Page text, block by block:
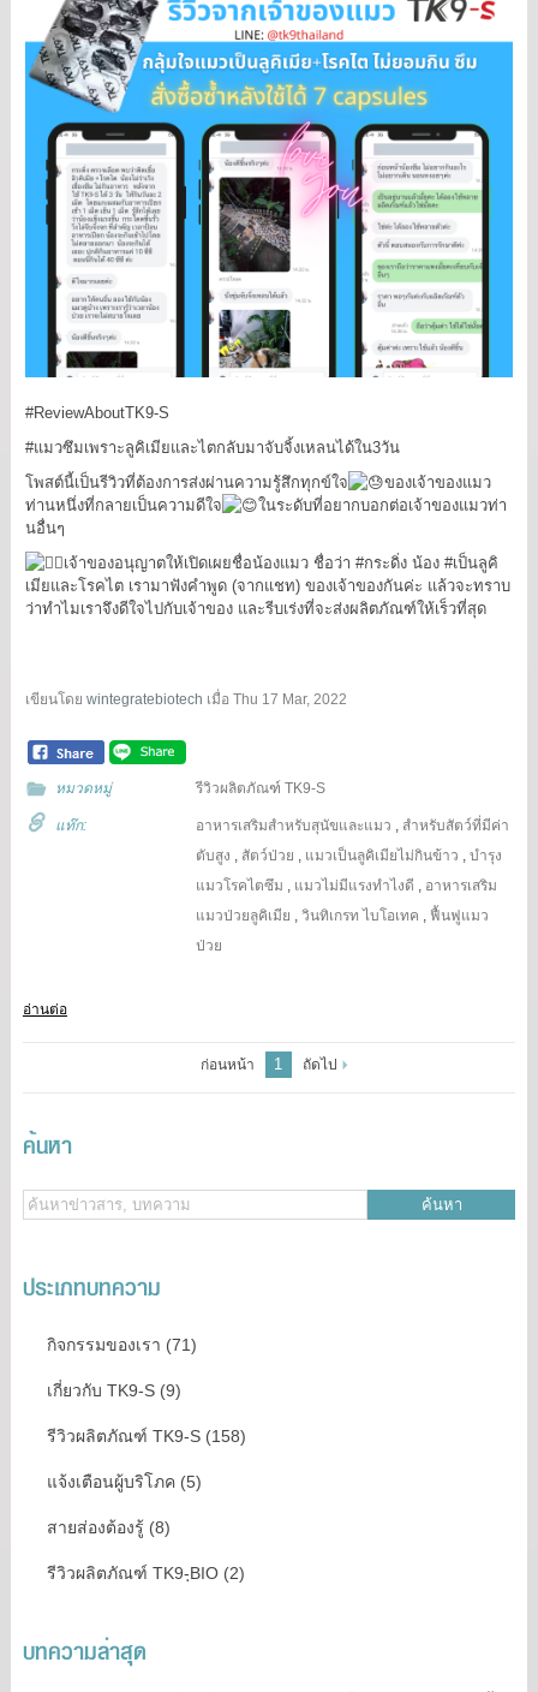
#ReviewAboutTK9-S
#แมวซึมเพราะลูคิเมียและไตกลับมาจับจิ้งเหลนได้ใน3วัน
โพสต์นี้เป็นรีวิวที่ต้องการส่งผ่านความรู้สึกทุกข์ใจ
ของเจ้าของแมว
ท่านหนึ่งที่กลายเป็นความดีใจ
ในระดับที่อยากบอกต่อเจ้าของแมวท่า
นอื่นๆ
เจ้าของอนุญาตให้เปิดเผยชื่อน้องแมว ชื่อว่า #กระดิ่งน้อง #เป็นลูคิ
เมียและโรคไตเรามาฟังคำพูด (จากแชท) ของเจ้าของกันค่ะ แล้วจะทราบ
ว่าทำไมเราจึงดีใจไปกับเจ้าของ และรีบเร่งที่จะส่งผลิตภัณฑ์ให้เร็วที่สุด
เขียนโดย wintegratebiotech เมื่อ Thu 17 Mar, 2022
หมวดหมู่ รีวิวผลิตภัณฑ์ TK9-S
แท๊ก: อาหารเสริมสำหรับสุนัขและแมว , สำหรับสัตว์ที่มีค่า
ตับสูง , สัตว์ป่วย , แมวเป็นลูคิเมียไม่กินข้าว ,บำรุง
แมวโรคไตซึม , แมวไม่มีแรงทำไงดี , อาหารเสริม
แมวป่วยลูคิเมีย ,วินทิเกรท ไบโอเทค ,ฟื้นฟูแมว
ป่วย
อ่านต่อ
ก่อนหน้า 1 ถัดไป
ค้นหา
ค้นหา
ประเภทบทความ
กิจกรรมของเรา (71)
เกี่ยวกับ TK9-S (9)
รีวิวผลิตภัณฑ์ TK9-S (158)
แจ้งเตือนผู้บริโภค (5)
สายส่องต้องรู้ (8)
รีวิวผลิตภัณฑ์ TK9-ฺBIO (2)
บทความล่าสุด